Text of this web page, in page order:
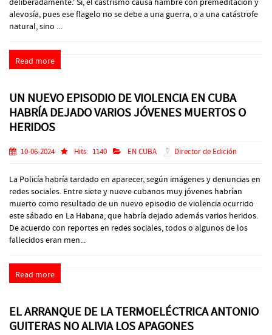
alevosía, pues ese flagelo no se debe a una guerra, o a una catástrofe
natural, sino ...
Read more
UN NUEVO EPISODIO DE VIOLENCIA EN CUBA
HABRÍA DEJADO VARIOS JÓVENES MUERTOS O
HERIDOS
10-06-2024 Hits: 1140 EN CUBA Director de Edición
La Policía habría tardado en aparecer, según imágenes y denuncias en
redes sociales. Entre siete y nueve cubanos muy jóvenes habrían
muerto como resultado de un nuevo episodio de violencia ocurrido
este sábado en La Habana, que habría dejado además varios heridos.
De acuerdo con reportes en redes sociales, todos o algunos de los
fallecidos eran men...
Read more
EL ARRANQUE DE LA TERMOELÉCTRICA ANTONIO
GUITERAS NO ALIVIA LOS APAGONES